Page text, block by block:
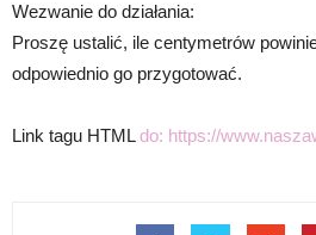
Wezwanie do działania:
Proszę ustalić, ile centymetrów
odpowiednio go przygotować.
Link tagu HTMLdo: https://